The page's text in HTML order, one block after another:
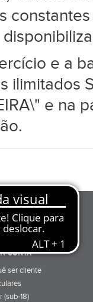
e a
ilimitados
e na
CONTA
ser cliente
(sub-18)